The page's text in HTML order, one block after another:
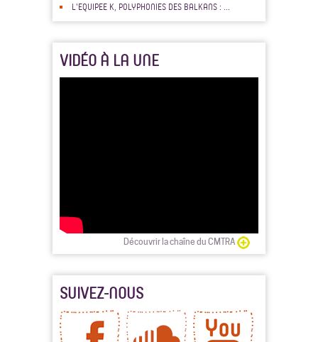
L'EQUIPEE K, POLYPHONIES DES BALKANS : ...
VIDÉO À LA UNE
Découvrir la chaîne du CMTRA
SUIVEZ-NOUS